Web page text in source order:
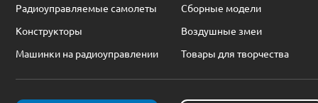
Радиоуправляемые самолеты
Сборные модели
Конструкторы
Воздушные змеи
Машинки на радиоуправлении
Товары для творчества